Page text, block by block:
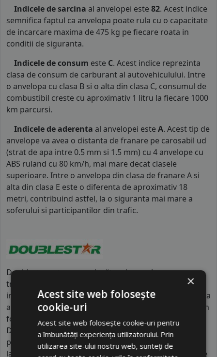
Indicele de sarcina al anvelopei este 82. Acest indice
semnifica faptul ca anvelopa poate rula cu o capacitate
de incarcare maxima de 475 kg pe fiecare roata in
conditii de siguranta.
Indicele de consum este C. Acest indice reprezinta
clasa de consum de carburant al autovehiculului. Intre
o anvelopa cu clasa B si o alta din clasa C, consumul de
combustibil creste cu aproximativ 1 litru la fiecare 1000
km parcursi.
Indicele de aderenta al anvelopei este A. Acest tip de
anvelope va avea o distanta de franare pe carosabil ud
(strat de apa intre 0.5 mm si 1.5 mm) cu 4 anvelope cu
ABS ruland cu 80 km/h, mai mare decat clasele
superioare. Intre o anvelopa din clasa de franare A si
alta din clasa E este o diferenta de aproximativ 18
metri, contribuind astfel, la o siguranta mai mare a
soferului si participantilor din trafic.
Doublestar este un producător de anvelope cu o
tradiție de aproape un secol. Recunoscut atât pe piața
internă din China, cât și pe plan internațional, compania
are două baze de producție în Qingdao și Shiyan. Cu un
focus pe dezvoltarea prin "Creare, Partajare și Câștig",
Doublestar își propune să ofere cele mai valoroase
produse și servicii pentru clienții săi, contribuind astfel
la creșterea continuă a valorii întreprinderii.Anvelopele
×
Acest site web folosește
cookie-uri
Acest site web folosește cookie-uri pentru
a îmbunătăți experiența utilizatorului. Prin
utilizarea site-ului nostru web, sunteți de